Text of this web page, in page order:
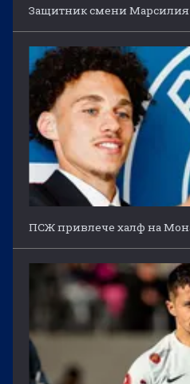
Защитник смени Марсилия
ПСЖ привлече халф на